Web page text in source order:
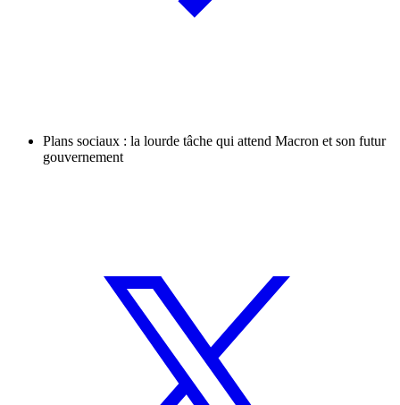
Plans sociaux : la lourde tâche qui attend Macron et son futur
gouvernement